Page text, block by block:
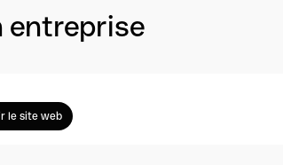
entreprise
le site web